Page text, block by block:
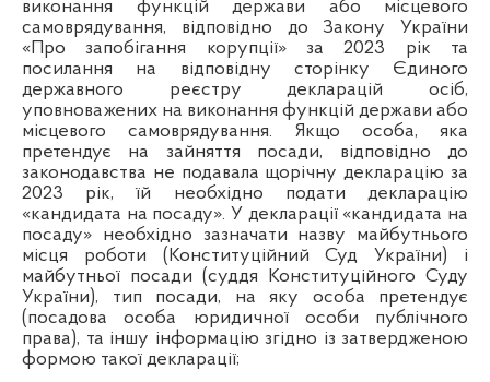
виконання функцій держави або місцевого
самоврядування, відповідно до Закону України
«Про запобігання корупції» за 2023 рік та
посилання на відповідну сторінку Єдиного
державного реєстру декларацій осіб,
уповноважених на виконання функцій держави або
місцевого самоврядування. Якщо особа, яка
претендує на зайняття посади, відповідно до
законодавства не подавала щорічну декларацію за
2023 рік, їй необхідно подати декларацію
«кандидата на посаду». У декларації «кандидата на
посаду» необхідно зазначати назву майбутнього
місця роботи (Конституційний Суд України) і
майбутньої посади (суддя Конституційного Суду
України), тип посади, на яку особа претендує
(посадова особа юридичної особи публічного
права), та іншу інформацію згідно із затвердженою
формою такої декларації;